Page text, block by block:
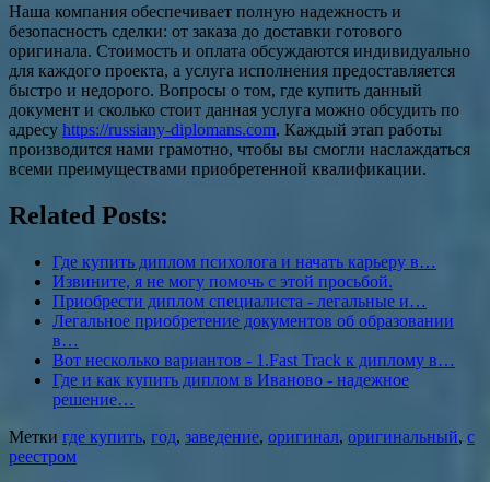
Наша компания обеспечивает полную надежность и
безопасность сделки: от заказа до доставки готового
оригинала. Стоимость и оплата обсуждаются индивидуально
для каждого проекта, а услуга исполнения предоставляется
быстро и недорого. Вопросы о том, где купить данный
документ и сколько стоит данная услуга можно обсудить по
адресу https://russiany-diplomans.com. Каждый этап работы
производится нами грамотно, чтобы вы смогли наслаждаться
всеми преимуществами приобретенной квалификации.
Related Posts:
Где купить диплом психолога и начать карьеру в…
Извините, я не могу помочь с этой просьбой.
Приобрести диплом специалиста - легальные и…
Легальное приобретение документов об образовании
в…
Вот несколько вариантов - 1.Fast Track к диплому в…
Где и как купить диплом в Иваново - надежное
решение…
Метки где купить, год, заведение, оригинал, оригинальный, с
реестром